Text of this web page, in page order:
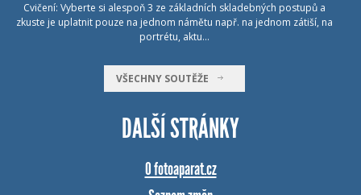
Cvičení: Vyberte si alespoň 3 ze základních skladebných postupů a
zkuste je uplatnit pouze na jednom námětu např. na jednom zátiší, na
portrétu, aktu…
VŠECHNY SOUTĚŽE
DALŠÍ STRÁNKY
O fotoaparat.cz